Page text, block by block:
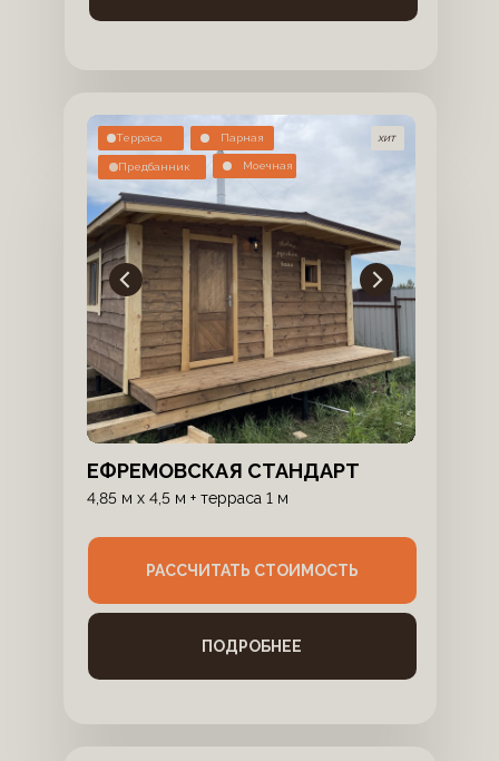
ПОДРОБНЕЕ
РАССЧИТАТЬ СТОИМОСТЬ
4,85 м x 4,5 м + терраса 1 м
ЕФРЕМОВСКАЯ СТАНДАРТ
Парная
Моечная
Предбанник
хит
Терраса